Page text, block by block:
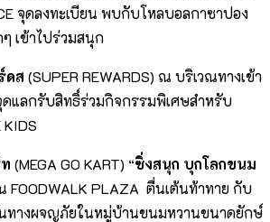
จุดลงทะเบียน พบกับโหลบอลกาซาปอง
เข้าไปร่วมสนุก
ดส (SUPER REWARDS) ณ บริเวณทางเข้า
จุดแลกรับสิทธิ์ร่วมกิจกรรมพิเศษสำหรับ
KIDS
(MEGA GO KART) “ซิ่งสนุก บุกโลกขนม
FOODWALK PLAZA ตื่นเต้นท้าทาย กับ
ทางผจญภัยในหมู่บ้านขนมหวานขนาดยักษ์